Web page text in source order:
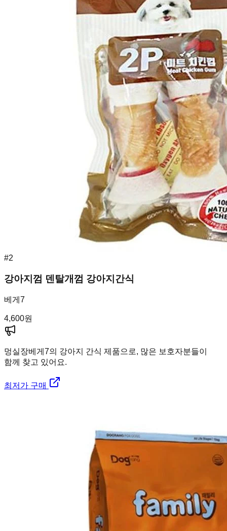
#2
강아지껌 덴탈개껌 강아지간식
베게7
4,600원
멍실장베게7의 강아지 간식 제품으로, 많은 보호자분들이
함께 찾고 있어요.
최저가 구매